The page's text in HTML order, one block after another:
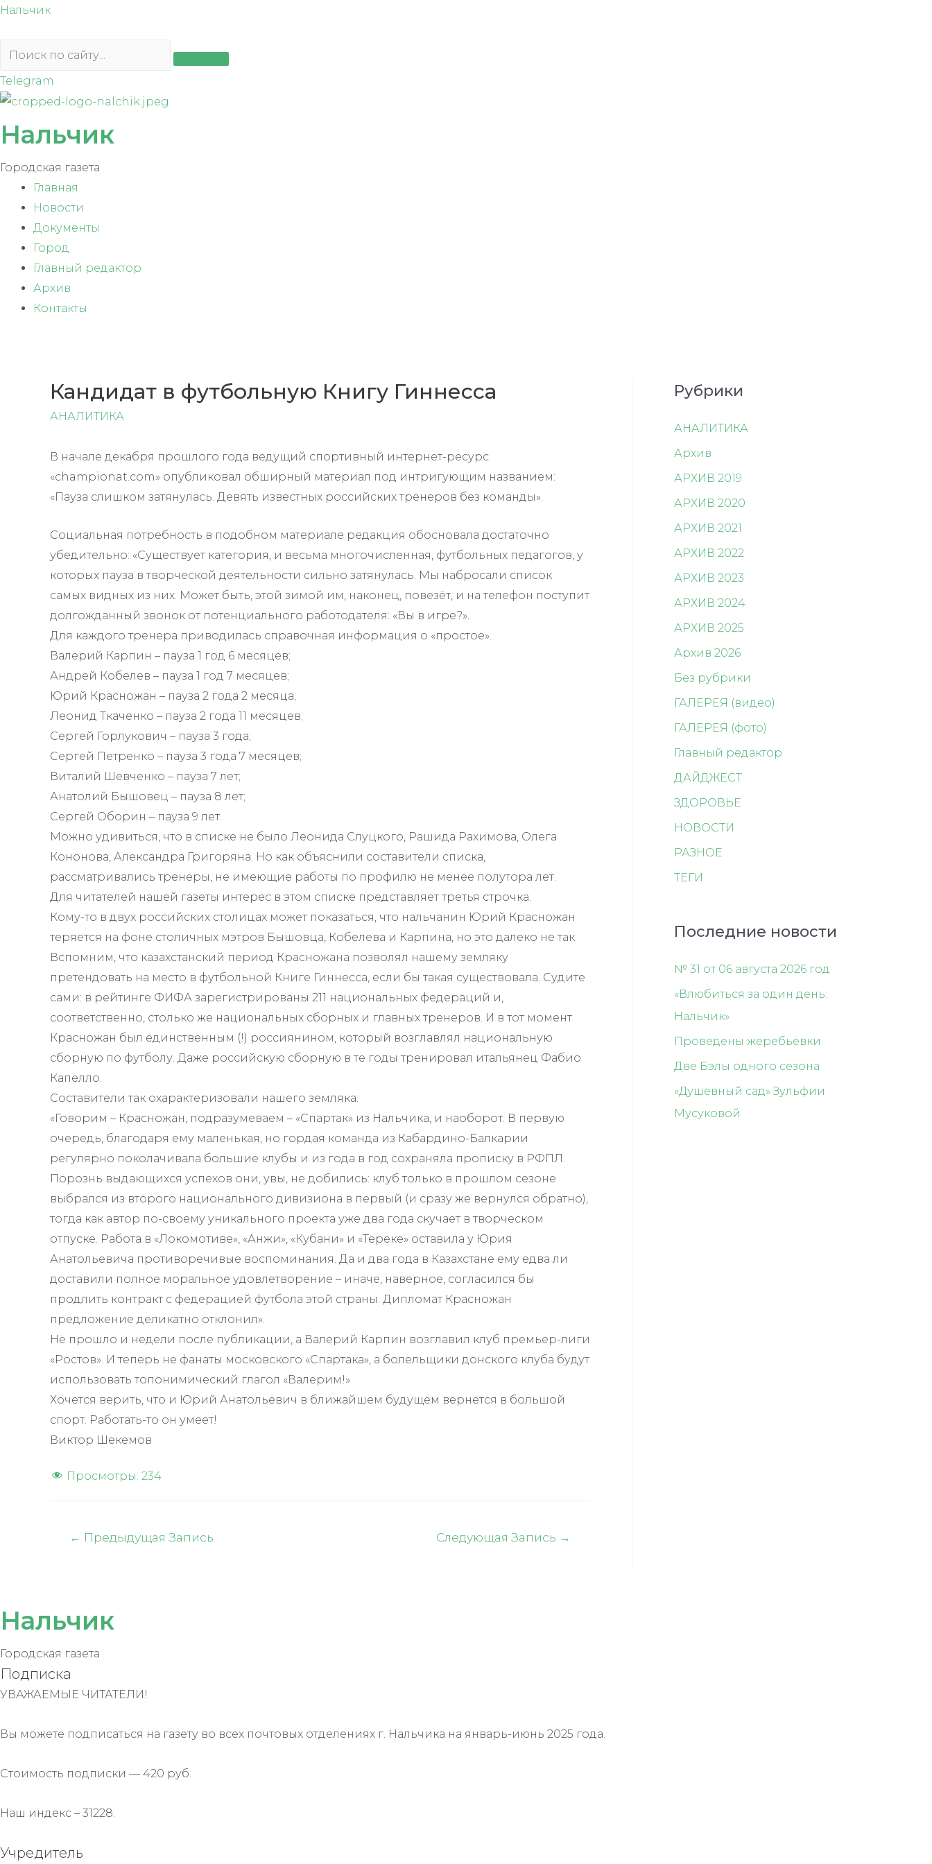
Перейти
содержимому
Нальчик
Telegram
Нальчик
Городская газета
Главная
Новости
Документы
Город
Главный редактор
Архив
Контакты
Кандидат в футбольную Книгу Гиннесса
АНАЛИТИКА
В начале декабря прошлого года ведущий спортивный интернет-ресурс
«championat.com» опубликовал обширный материал под интригующим названием:
«Пауза слишком затянулась. Девять известных российских тренеров без команды».
Социальная потребность в подобном материале редакция обосновала достаточно
убедительно: «Существует категория, и весьма многочисленная, футбольных педагогов, у
которых пауза в творческой деятельности сильно затянулась. Мы набросали список
самых видных из них. Может быть, этой зимой им, наконец, повезёт, и на телефон поступит
долгожданный звонок от потенциального работодателя: «Вы в игре?».
Для каждого тренера приводилась справочная информация о «простое».
Валерий Карпин – пауза 1 год 6 месяцев;
Андрей Кобелев – пауза 1 год 7 месяцев;
Юрий Красножан – пауза 2 года 2 месяца;
Леонид Ткаченко – пауза 2 года 11 месяцев;
Сергей Горлукович – пауза 3 года;
Сергей Петренко – пауза 3 года 7 месяцев;
Виталий Шевченко – пауза 7 лет;
Анатолий Бышовец – пауза 8 лет;
Сергей Оборин – пауза 9 лет.
Можно удивиться, что в списке не было Леонида Слуцкого, Рашида Рахимова, Олега
Кононова, Александра Григоряна. Но как объяснили составители списка,
рассматривались тренеры, не имеющие работы по профилю не менее полутора лет.
Для читателей нашей газеты интерес в этом списке представляет третья строчка.
Кому-то в двух российских столицах может показаться, что нальчанин Юрий Красножан
теряется на фоне столичных мэтров Бышовца, Кобелева и Карпина, но это далеко не так.
Вспомним, что казахстанский период Красножана позволял нашему земляку
претендовать на место в футбольной Книге Гиннесса, если бы такая существовала. Судите
сами: в рейтинге ФИФА зарегистрированы 211 национальных федераций и,
соответственно, столько же национальных сборных и главных тренеров. И в тот момент
Красножан был единственным (!) россиянином, который возглавлял национальную
сборную по футболу. Даже российскую сборную в те годы тренировал итальянец Фабио
Капелло.
Составители так охарактеризовали нашего земляка:
«Говорим – Красножан, подразумеваем – «Спартак» из Нальчика, и наоборот. В первую
очередь, благодаря ему маленькая, но гордая команда из Кабардино-Балкарии
регулярно поколачивала большие клубы и из года в год сохраняла прописку в РФПЛ.
Порознь выдающихся успехов они, увы, не добились: клуб только в прошлом сезоне
выбрался из второго национального дивизиона в первый (и сразу же вернулся обратно),
тогда как автор по-своему уникального проекта уже два года скучает в творческом
отпуске. Работа в «Локомотиве», «Анжи», «Кубани» и «Тереке» оставила у Юрия
Анатольевича противоречивые воспоминания. Да и два года в Казахстане ему едва ли
доставили полное моральное удовлетворение – иначе, наверное, согласился бы
продлить контракт с федерацией футбола этой страны. Дипломат Красножан
предложение деликатно отклонил».
Не прошло и недели после публикации, а Валерий Карпин возглавил клуб премьер-лиги
«Ростов». И теперь не фанаты московского «Спартака», а болельщики донского клуба будут
использовать топонимический глагол «Валерим!»
Хочется верить, что и Юрий Анатольевич в ближайшем будущем вернется в большой
спорт. Работать-то он умеет!
Виктор Шекемов
Просмотры: 234
Навигация
← Предыдущая Запись Следующая Запись →
Рубрики
АНАЛИТИКА
Архив
АРХИВ 2019
АРХИВ 2020
АРХИВ 2021
АРХИВ 2022
АРХИВ 2023
АРХИВ 2024
АРХИВ 2025
Архив 2026
Без рубрики
ГАЛЕРЕЯ (видео)
ГАЛЕРЕЯ (фото)
Главный редактор
ДАЙДЖЕСТ
ЗДОРОВЬЕ
НОВОСТИ
РАЗНОЕ
ТЕГИ
Последние новости
№ 31 от 06 августа 2026 год
«Влюбиться за один день:
Нальчик»
Проведены жеребьёвки
Две Бэлы одного сезона
«Душевный сад» Зульфии
Мусуковой
Нальчик
Городская газета
Подписка
УВАЖАЕМЫЕ ЧИТАТЕЛИ!
Вы можете подписаться на газету во всех почтовых отделениях г. Нальчика на январь-июнь 2025 года.
Стоимость подписки — 420 руб.
Наш индекс – 31228.
Учредитель